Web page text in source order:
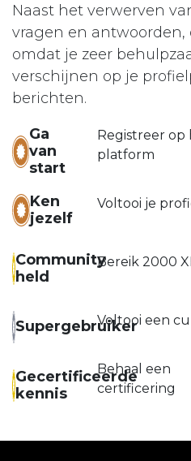
Naast het verwerven
vragen en
omdat je zeer
verschijnen op je
berichten.
Ga
van
start
Registreer op
platform
Ken
jezelf
Voltooi je
Community
held
Bereik 2000
Supergebruiker
Voltooi een
Gecertificeerde
kennis
Behaal een
certificering